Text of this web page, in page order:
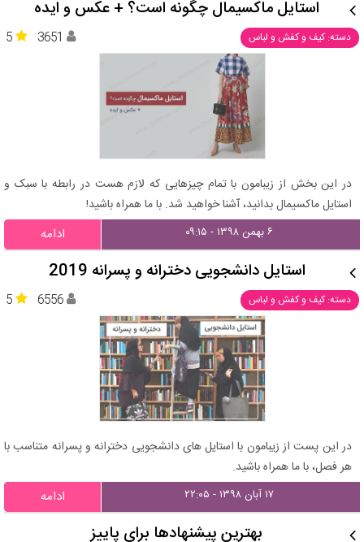
استایل ماکسیمال چگونه است؟ + عکس و ایده
دسته: کیف و کفش و لباس 5 3651
در این بخش از زیبامون با تمام چیزهایی که لازم هست در رابطه با سبک و
استایل ماکسیمال بدانید، آشنا خواهید شد. با ما همراه باشید!
۶ بهمن ۱۳۹۸ - ۰۹:۱۵ ادامه
استایل دانشجویی دخترانه و پسرانه 2019
دسته: کیف و کفش و لباس 5 6556
در این پست از زیبامون با استایل های دانشجویی دخترانه و پسرانه متناسب با
هر فصل، با ما همراه باشید.
۱۷ آبان ۱۳۹۸ - ۲۲:۰۵ ادامه
بهترین پیشنهادها برای پاییز